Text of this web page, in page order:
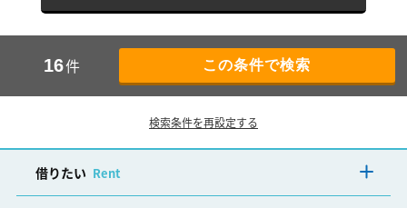
16件
検索条件を再設定する
借りたい Rent